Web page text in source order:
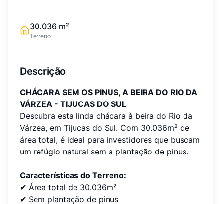
30.036 m²
Terreno
Descrição
CHÁCARA SEM OS PINUS, A BEIRA DO RIO DA
VÁRZEA - TIJUCAS DO SUL
Descubra esta linda chácara à beira do Rio da
Várzea, em Tijucas do Sul. Com 30.036m² de
área total, é ideal para investidores que buscam
um refúgio natural sem a plantação de pinus.
Características do Terreno:
✔ Área total de 30.036m²
✔ Sem plantação de pinus